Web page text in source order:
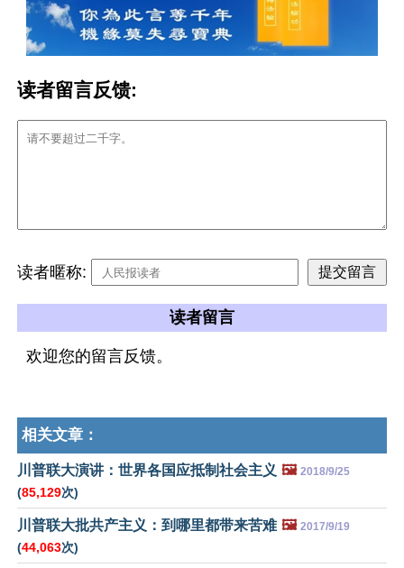
读者留言反馈:
读者暱称:
读者留言
欢迎您的留言反馈。
相关文章：
川普联大演讲：世界各国应抵制社会主义 🖼️ 2018/9/25
(85,129次)
川普联大批共产主义：到哪里都带来苦难 🖼️ 2017/9/19
(44,063次)